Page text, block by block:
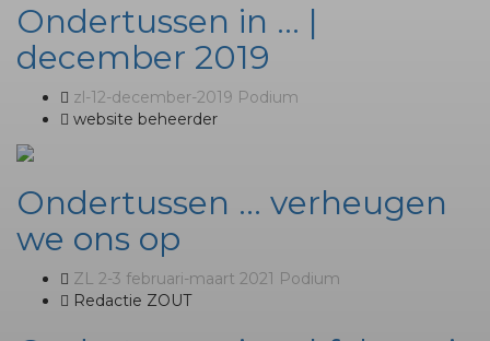
Ondertussen in … |
december 2019
zl-12-december-2019 Podium
website beheerder
Ondertussen … verheugen
we ons op
ZL 2-3 februari-maart 2021 Podium
Redactie ZOUT